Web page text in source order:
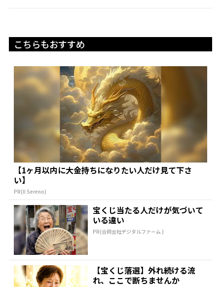
こちらもおすすめ
【1ヶ月以内に大金持ちになりたい人だけ見て下さ
い】
PR(Il Sereno)
宝くじ当たる人だけが気づいて
いる違い
PR(合同会社デジタルファーム )
【宝くじ落選】外れ続ける流
れ、ここで断ちませんか